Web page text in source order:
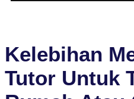
Kelebihan
Tutor Untuk